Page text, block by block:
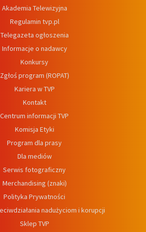
Akademia Telewizyjna
Regulamin tvp.pl
Telegazeta ogłoszenia
Informacje o nadawcy
Konkursy
Zgłoś program (ROPAT)
Kariera w TVP
Kontakt
Centrum informacji TVP
Komisja Etyki
Program dla prasy
Dla mediów
Serwis fotograficzny
Merchandising (znaki)
Polityka Prywatności
nadużyciom i korupcji
Sklep TVP